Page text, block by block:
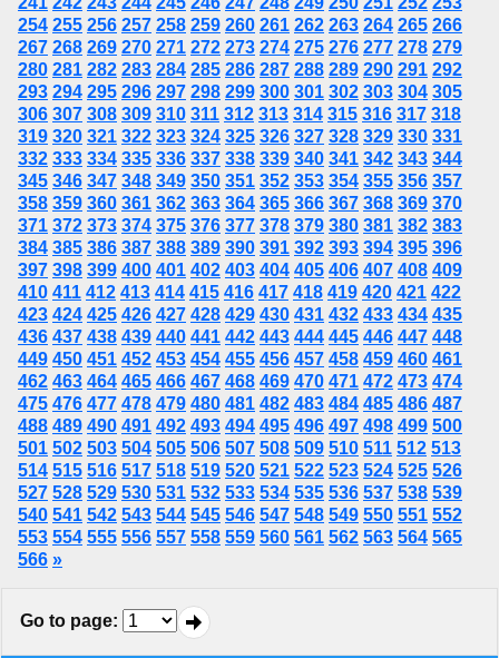
254 255 256 257 258 259 260 261 262 263 264 265 266
267 268 269 270 271 272 273 274 275 276 277 278 279
280 281 282 283 284 285 286 287 288 289 290 291 292
293 294 295 296 297 298 299 300 301 302 303 304 305
306 307 308 309 310 311 312 313 314 315 316 317 318
319 320 321 322 323 324 325 326 327 328 329 330 331
332 333 334 335 336 337 338 339 340 341 342 343 344
345 346 347 348 349 350 351 352 353 354 355 356 357
358 359 360 361 362 363 364 365 366 367 368 369 370
371 372 373 374 375 376 377 378 379 380 381 382 383
384 385 386 387 388 389 390 391 392 393 394 395 396
397 398 399 400 401 402 403 404 405 406 407 408 409
410 411 412 413 414 415 416 417 418 419 420 421 422
423 424 425 426 427 428 429 430 431 432 433 434 435
436 437 438 439 440 441 442 443 444 445 446 447 448
449 450 451 452 453 454 455 456 457 458 459 460 461
462 463 464 465 466 467 468 469 470 471 472 473 474
475 476 477 478 479 480 481 482 483 484 485 486 487
488 489 490 491 492 493 494 495 496 497 498 499 500
501 502 503 504 505 506 507 508 509 510 511 512 513
514 515 516 517 518 519 520 521 522 523 524 525 526
527 528 529 530 531 532 533 534 535 536 537 538 539
540 541 542 543 544 545 546 547 548 549 550 551 552
553 554 555 556 557 558 559 560 561 562 563 564 565
566 »
Go to page: